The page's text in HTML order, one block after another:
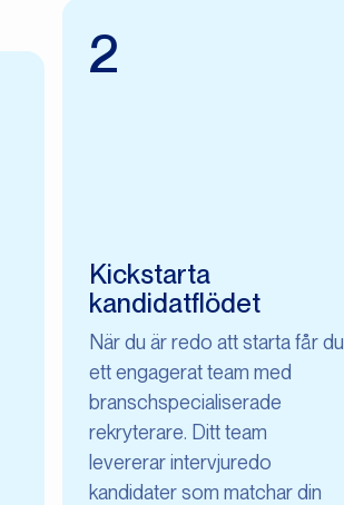
2
Kickstarta
kandidatflödet
När du är redo att starta får du
ett engagerat team med
branschspecialiserade
rekryterare. Ditt team
levererar intervjuredo
kandidater som matchar din